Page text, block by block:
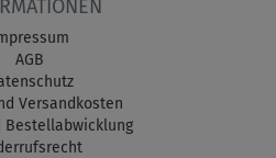
AGB
Versandkosten
Bestellabwicklung